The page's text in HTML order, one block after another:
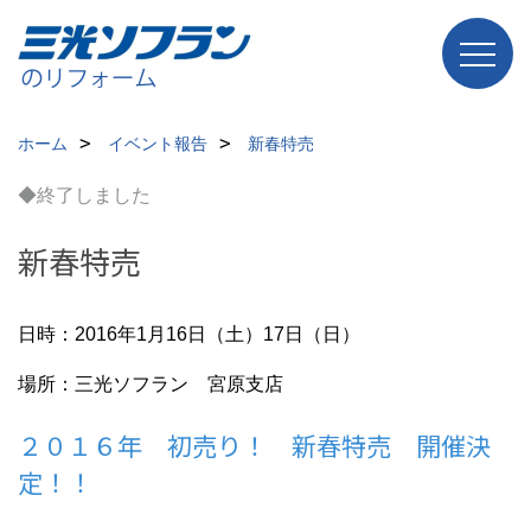
ホーム イベント報告 新春特売
◆終了しました
新春特売
日時：2016年1月16日（土）17日（日）
場所：三光ソフラン 宮原支店
２０１６年 初売り！ 新春特売 開催決
定！！